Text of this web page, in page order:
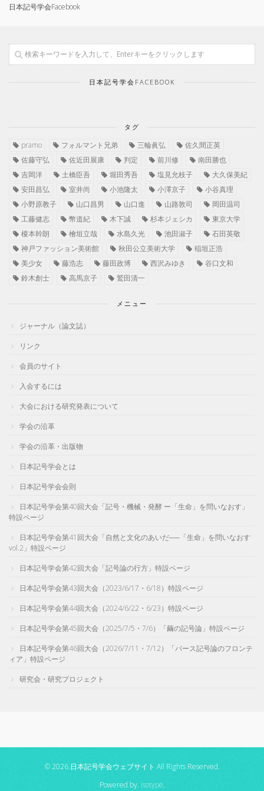
日本記号学会Facebook
日本記号学会FACEBOOK
タグ
pramo フォルマント兄弟 三輪眞弘
佐久間正英
佐藤守弘
佐近田展康 判定 前川修
南田勝也
吉岡洋
土橋臣吾 堀田秀吾 塩見允枝子
大久保美紀
安田昌弘
室井尚 小池隆太 小澤京子
小谷真理
小野原教子
山口昌男 山口進 山路敦司
岡田温司
工藤健志
幣道紀 木下誠 杉本ジェシカ
東京大学
榎本幹朗
檜垣立哉 水島久光 池田淑子
石田英敬
神戸ファッション美術館
秋田公立美術大学
稲垣正浩
美少女
藤浩志 藤田政博 西沢みゆき
谷口文和
鈴木創士
高馬京子 鷲田清一
メニュー
ジャーナル（論文誌）
リンク
会員のサイト
入会するには
大会における研究発表について
学会の沿革
学会の沿革・出版物
日本記号学会とは
日本記号学会会則
日本記号学会第40回大会「記号・機械・発酵 ー「生命」を問いなおす」
特設ページ
日本記号学会第41回大会「自然と文化のあいだ──「生命」を問いなおす
vol.2」特設ページ
日本記号学会第42回大会「記号論の行方」特設ページ
日本記号学会第43回大会（2023/6/17・6/18）特設ページ
日本記号学会第44回大会（2024/6/22・6/23）特設ページ
日本記号学会第45回大会（2025/7/5・7/6）「繭の記号論」特設ページ
日本記号学会第46回大会（2026/7/11・7/12）「パース記号論のフロンテ
ィア」特設ページ
研究会・研究プロジェクト
© 2026.日本記号学会ウェブサイト All Rights Reserved.
Powered by. isotype.